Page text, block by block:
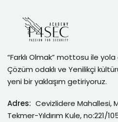
“Farklı Olmak” mottosu ile yola
Çözüm odaklı ve Yenilikçi
yeni bir yaklaşım getiriyoruz.
Adres: Cevizlidere Mahallesi,
Tekmer-Yıldırım Kule, no:221/